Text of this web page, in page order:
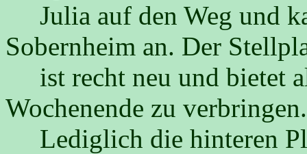
Julia auf den Weg und
Sobernheim an. Der
ist recht neu und bietet
Wochenende zu verbringen.
Lediglich die hinteren